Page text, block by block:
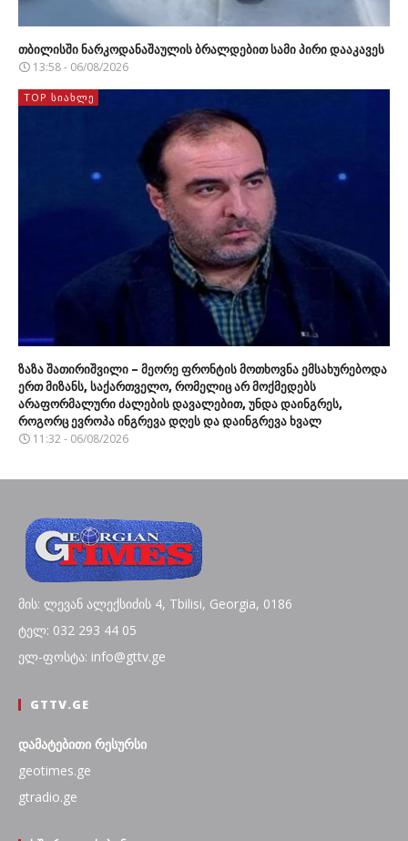
თბილისში ნარკოდანაშაულის ბრალდებით სამი პირი დააკავეს
13:58 - 06/08/2026
TOP ᲡᲘᲐᲮᲚᲔ
ზაზა შათირიშვილი – მეორე ფრონტის მოთხოვნა ემსახურებოდა
ერთ მიზანს, საქართველო, რომელიც არ მოქმედებს
არაფორმალური ძალების დავალებით, უნდა დაინგრეს,
როგორც ევროპა ინგრევა დღეს და დაინგრევა ხვალ
11:32 - 06/08/2026
მის: ლევან ალექსიძის 4, Tbilisi, Georgia, 0186
ტელ: 032 293 44 05
ელ-ფოსტა: info@gttv.ge
GTTV.GE
დამატებითი რესურსი
geotimes.ge
gtradio.ge